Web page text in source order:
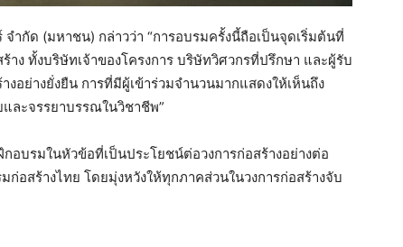
ำกัด (มหาชน) กล่าวว่า “การอบรมครั้งนี้ถือเป็นจุดเริ่มต้นที่
ง ทั้งบริษัทเจ้าของโครงการ บริษัทวิศวกรที่ปรึกษา และผู้รับ
อย่างยั่งยืน การที่มีผู้เข้าร่วมจำนวนมากแสดงให้เห็นถึง
ละจรรยาบรรณในวิชาชีพ”
บรมในหัวข้อที่เป็นประโยชน์ต่อวงการก่อสร้างอย่างต่อ
อสร้างไทย โดยมุ่งหวังให้ทุกภาคส่วนในวงการก่อสร้างจับ